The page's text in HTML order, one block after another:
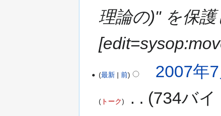
理論の)" を保
最新 前 2007年
トーク 734バイ